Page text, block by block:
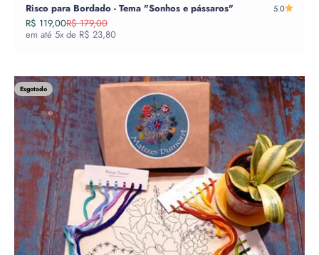
Risco para Bordado - Tema "Sonhos e pássaros" 5.0
Preço promocional
R$ 119,00Preço normal
R$ 179,00
em até 5x de R$ 23,80
Esgotado